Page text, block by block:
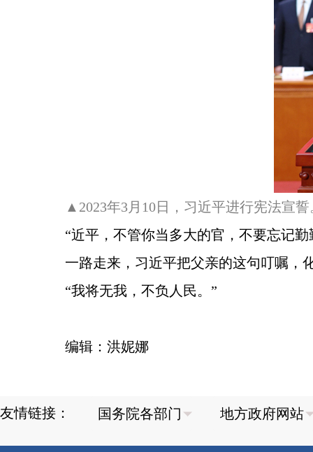
▲2023年3月10日，习近平进行宪法宣誓
“近平，不管你当多大的官，不要忘记
一路走来，习近平把父亲的这句叮嘱
“我将无我，不负人民。”
编辑：洪妮娜
友情链接：